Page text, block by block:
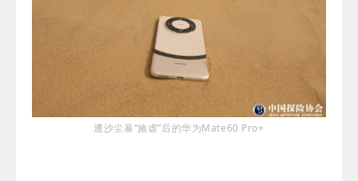
遭沙尘暴“施虐”后的华为Mate60 Pro+